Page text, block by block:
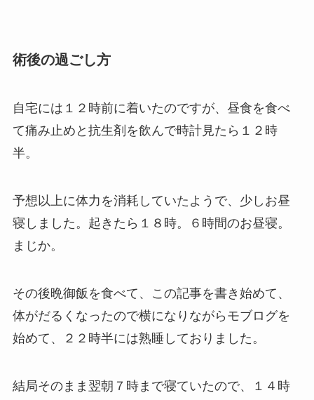
術後の過ごし方
自宅には１２時前に着いたのですが、昼食を食べ
て痛み止めと抗生剤を飲んで時計見たら１２時
半。
予想以上に体力を消耗していたようで、少しお昼
寝しました。起きたら１８時。６時間のお昼寝。
まじか。
その後晩御飯を食べて、この記事を書き始めて、
体がだるくなったので横になりながらモブログを
始めて、２２時半には熟睡しておりました。
結局そのまま翌朝７時まで寝ていたので、１４時